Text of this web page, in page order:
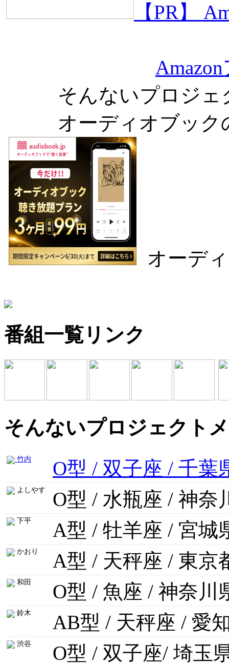
【PR】
そんないプロジェ
オーディオブック
オーデ
番組一覧リンク
そんないプロジェクト
竹内 O型 / 双子座 / 千葉
よしやす O型 / 水瓶座 / 神奈
下平 A型 / 牡羊座 / 宮城
かおり A型 / 天秤座 / 東京
和田 O型 / 魚座 / 神奈川
鈴木 AB型 / 天秤座 / 愛
渋谷 O型 / 双子座/ 埼玉